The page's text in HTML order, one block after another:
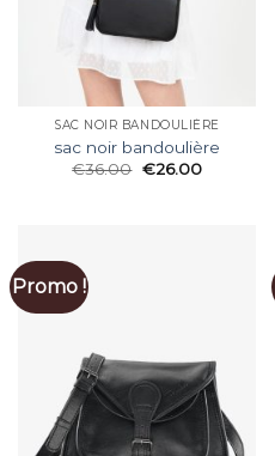
SAC NOIR BANDOULIÈRE
sac noir bandoulière
€36.00 €26.00
Promo !